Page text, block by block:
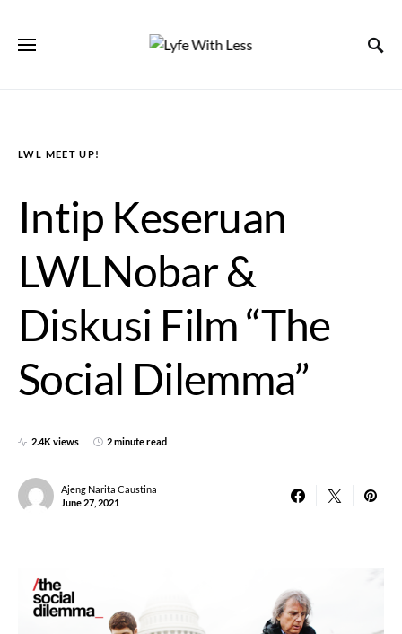
LWL MEET UP!
Intip Keseruan
LWLNobar &
Diskusi Film “The
Social Dilemma”
2.4K views 2 minute read
Ajeng Narita Caustina
June 27, 2021